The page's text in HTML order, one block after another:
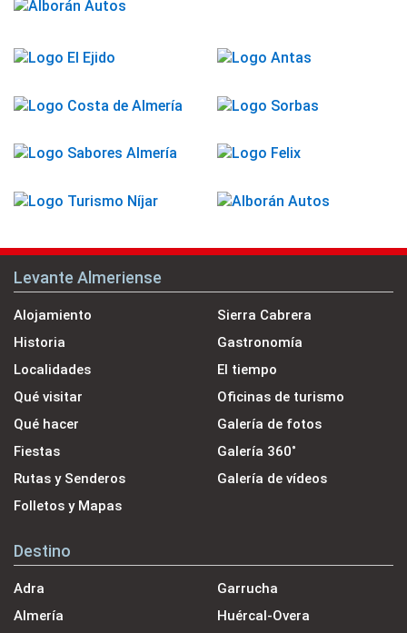
Levante Almeriense
Alojamiento
Historia
Localidades
Qué visitar
Qué hacer
Fiestas
Rutas y Senderos
Folletos y Mapas
Sierra Cabrera
Gastronomía
El tiempo
Oficinas de turismo
Galería de fotos
Galería 360˚
Galería de vídeos
Destino
Adra
Almería
Garrucha
Huércal-Overa